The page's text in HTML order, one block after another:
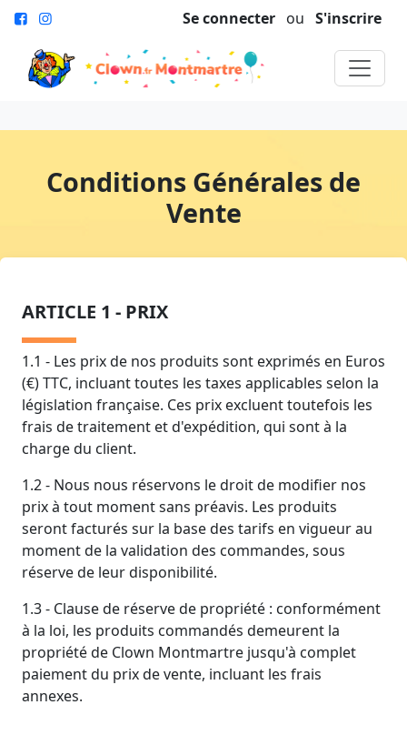
Se connecter ou S'inscrire
Conditions Générales de
Vente
ARTICLE 1 - PRIX
1.1 - Les prix de nos produits sont exprimés en Euros
(€) TTC, incluant toutes les taxes applicables selon la
législation française. Ces prix excluent toutefois les
frais de traitement et d'expédition, qui sont à la
charge du client.
1.2 - Nous nous réservons le droit de modifier nos
prix à tout moment sans préavis. Les produits
seront facturés sur la base des tarifs en vigueur au
moment de la validation des commandes, sous
réserve de leur disponibilité.
1.3 - Clause de réserve de propriété : conformément
à la loi, les produits commandés demeurent la
propriété de Clown Montmartre jusqu'à complet
paiement du prix de vente, incluant les frais
annexes.